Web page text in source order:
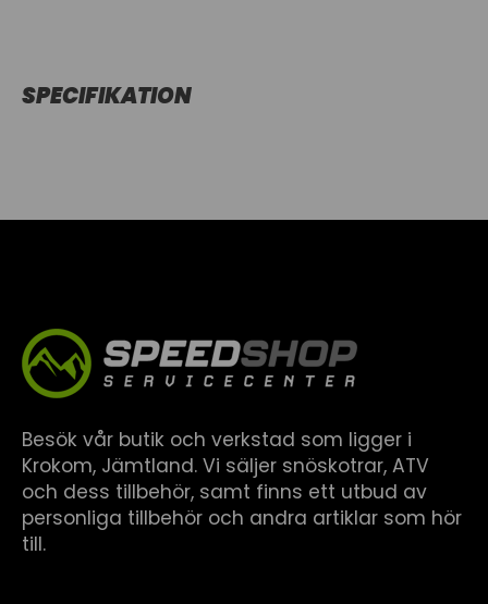
SPECIFIKATION
Besök vår butik och verkstad som ligger i
Krokom, Jämtland. Vi säljer snöskotrar, ATV
och dess tillbehör, samt finns ett utbud av
personliga tillbehör och andra artiklar som hör
till.